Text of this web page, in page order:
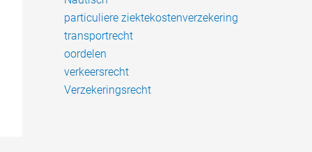
particuliere ziektekostenverzekering
transportrecht
oordelen
verkeersrecht
Verzekeringsrecht